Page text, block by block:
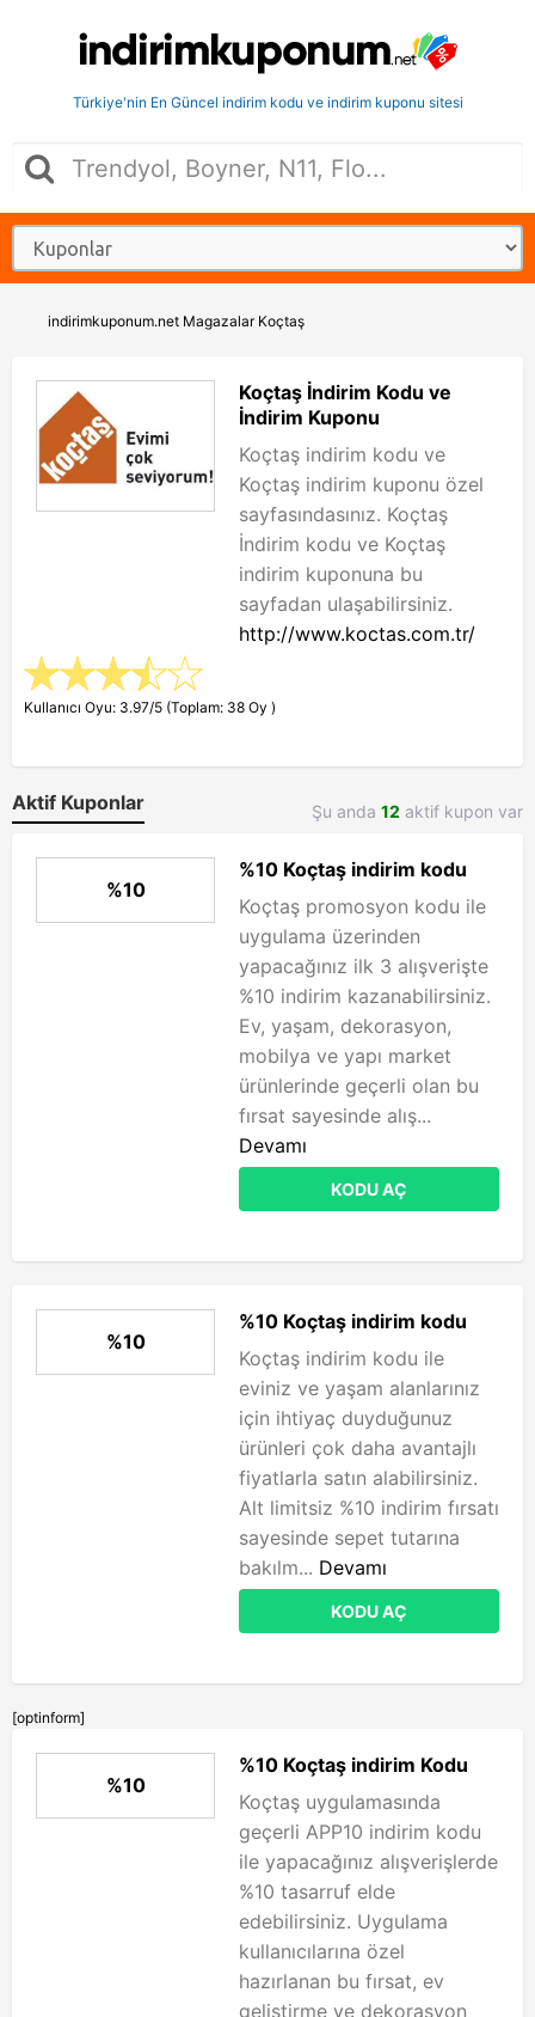
Türkiye'nin En Güncel indirim kodu ve indirim kuponu sitesi
indirimkuponum.net Magazalar Koçtaş
Koçtaş İndirim Kodu ve
İndirim Kuponu
Koçtaş indirim kodu ve
Koçtaş indirim kuponu özel
sayfasındasınız. Koçtaş
İndirim kodu ve Koçtaş
indirim kuponuna bu
sayfadan ulaşabilirsiniz.
http://www.koctas.com.tr/
Kullanıcı Oyu: 3.97/5 (Toplam: 38 Oy )
Aktif Kuponlar Şu anda 12 aktif kupon var
%10
%10 Koçtaş indirim kodu
Koçtaş promosyon kodu ile
uygulama üzerinden
yapacağınız ilk 3 alışverişte
%10 indirim kazanabilirsiniz.
Ev, yaşam, dekorasyon,
mobilya ve yapı market
ürünlerinde geçerli olan bu
fırsat sayesinde alış...
Devamı
KODU AÇ
%10
%10 Koçtaş indirim kodu
Koçtaş indirim kodu ile
eviniz ve yaşam alanlarınız
için ihtiyaç duyduğunuz
ürünleri çok daha avantajlı
fiyatlarla satın alabilirsiniz.
Alt limitsiz %10 indirim fırsatı
sayesinde sepet tutarına
bakılm... Devamı
KODU AÇ
[optinform]
%10
%10 Koçtaş indirim Kodu
Koçtaş uygulamasında
geçerli APP10 indirim kodu
ile yapacağınız alışverişlerde
%10 tasarruf elde
edebilirsiniz. Uygulama
kullanıcılarına özel
hazırlanan bu fırsat, ev
geliştirme ve dekorasyon